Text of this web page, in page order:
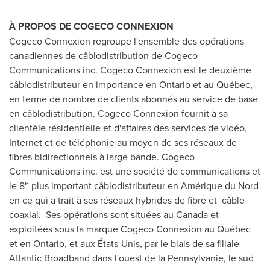
À PROPOS DE COGECO CONNEXION
Cogeco Connexion regroupe l'ensemble des opérations
canadiennes de câblodistribution de Cogeco
Communications inc. Cogeco Connexion est le deuxième
câblodistributeur en importance en Ontarioet au Québec,
en terme de nombre de clients abonnés au service de base
en câblodistribution. Cogeco Connexion fournit à sa
clientèle résidentielle et d'affaires des services de vidéo,
Internet et de téléphonie au moyen de ses réseaux de
fibres bidirectionnels à large bande. Cogeco
Communications inc. est une société de communications et
le 8e plus important câblodistributeur en Amérique du Nord
en ce qui a trait à ses réseaux hybrides de fibre et câble
coaxial. Ses opérations sont situées au Canadaet
exploitées sous la marque Cogeco Connexion au Québec
et en Ontario, et aux États-Unis, par le biais de sa filiale
Atlantic Broadband dans l'ouest de la Pennsylvanie, le sud